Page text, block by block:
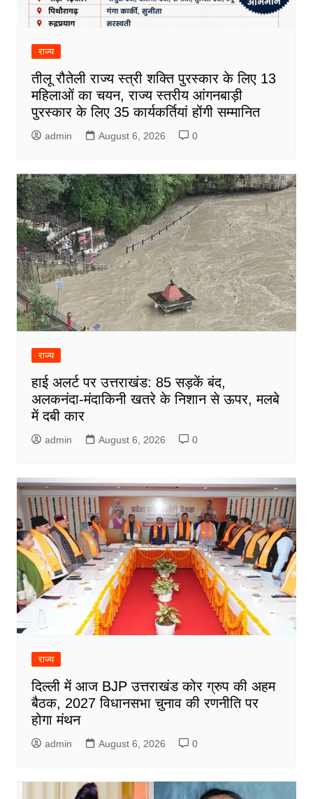
राज्य
तीलू रौतेली राज्य स्त्री शक्ति पुरस्कार के लिए 13
महिलाओं का चयन, राज्य स्तरीय आंगनबाड़ी
पुरस्कार के लिए 35 कार्यकर्तियां होंगी सम्मानित
admin August 6, 2026 0
राज्य
हाई अलर्ट पर उत्तराखंड: 85 सड़कें बंद,
अलकनंदा-मंदाकिनी खतरे के निशान से ऊपर, मलबे
में दबी कार
admin August 6, 2026 0
राज्य
दिल्ली में आज BJP उत्तराखंड कोर ग्रुप की अहम
बैठक, 2027 विधानसभा चुनाव की रणनीति पर
होगा मंथन
admin August 6, 2026 0